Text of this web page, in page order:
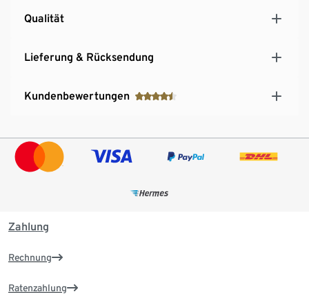
Qualität
Lieferung & Rücksendung
Kundenbewertungen
Zahlung
Rechnung
Ratenzahlung